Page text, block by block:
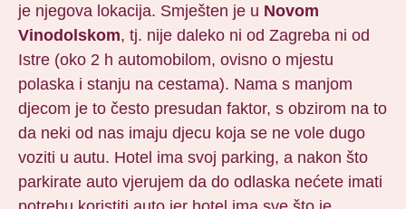
je njegova lokacija. Smješten je u Novom
Vinodolskom, tj. nije daleko ni od Zagreba ni od
Istre (oko 2 h automobilom, ovisno o mjestu
polaska i stanju na cestama). Nama s manjom
djecom je to često presudan faktor, s obzirom na to
da neki od nas imaju djecu koja se ne vole dugo
voziti u autu. Hotel ima svoj parking, a nakon što
parkirate auto vjerujem da do odlaska nećete imati